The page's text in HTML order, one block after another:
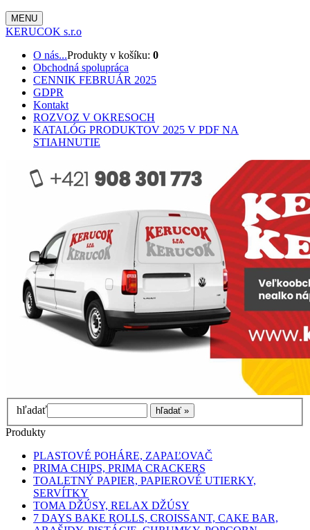
MENU
KERUCOK s.r.o
O nás...Produkty v košíku: 0
Obchodná spolupráca
CENNIK FEBRUÁR 2025
GDPR
Kontakt
ROZVOZ V OKRESOCH
KATALÓG PRODUKTOV 2025 V PDF NA
STIAHNUTIE
hľadať
Produkty
PLASTOVÉ POHÁRE, ZAPAĽOVAČ
PRIMA CHIPS, PRIMA CRACKERS
TOALETNÝ PAPIER, PAPIEROVÉ UTIERKY,
SERVÍTKY
TOMA DŽÚSY, RELAX DŽÚSY
7 DAYS BAKE ROLLS, CROISSANT, CAKE BAR,